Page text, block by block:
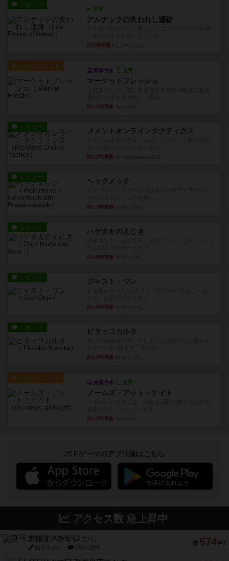
レビュー
充実
アルナックの失われし遺跡
約7時間前
ルール/インスト
画像付き 充実
マーケットフレッシュ
約12時間前
レビュー メメントオンラインタクティクス
約12時間前
レビュー ヘックメック
約13時間前
レビュー ハゲタカのえじき
約14時間前
レビュー ジャスト・ワン
約14時間前
レビュー ピタッコカルタ
約14時間前
ルール/インスト
画像付き 充実
ノームズ・アット・ナイト
約15時間前
ボドゲーマのアプリ版はこちら
アクセス数 急上昇中
574 PT
無限まちがいさがし
紹介文あり 2件の投稿